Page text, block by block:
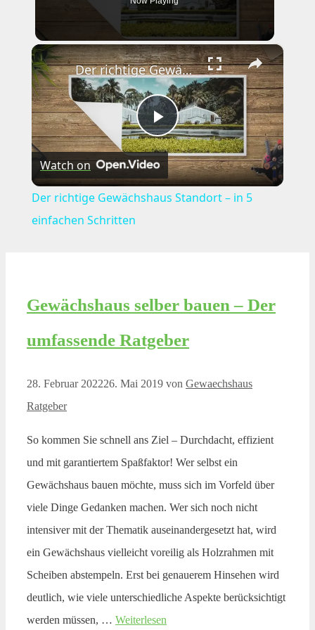
×
Play
Video
Der richtige Gewächshaus Standort – in 5 einfachen Schritten
Watch on
Der richtige Gewächshaus Standort – in 5
einfachen Schritten
Gewächshaus selber bauen – Der
umfassende Ratgeber
28. Februar 202226. Mai 2019 von Gewaechshaus
Ratgeber
So kommen Sie schnell ans Ziel – Durchdacht, effizient
und mit garantiertem Spaßfaktor! Wer selbst ein
Gewächshaus bauen möchte, muss sich im Vorfeld über
viele Dinge Gedanken machen. Wer sich noch nicht
intensiver mit der Thematik auseinandergesetzt hat, wird
ein Gewächshaus vielleicht voreilig als Holzrahmen mit
Scheiben abstempeln. Erst bei genauerem Hinsehen wird
deutlich, wie viele unterschiedliche Aspekte berücksichtigt
werden müssen, … Weiterlesen